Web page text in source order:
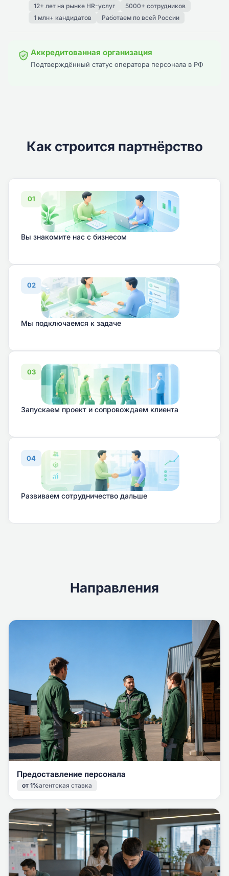
12+ лет на рынке HR-услуг
5000+ сотрудников
1 млн+ кандидатов
Работаем по всей России
Аккредитованная организация
Подтверждённый статус оператора персонала в РФ
Как строится партнёрство
01
Вы знакомите нас с бизнесом
02
Мы подключаемся к задаче
03
Запускаем проект и сопровождаем клиента
04
Развиваем сотрудничество дальше
Направления
Предоставление персонала
от 1%агентская ставка